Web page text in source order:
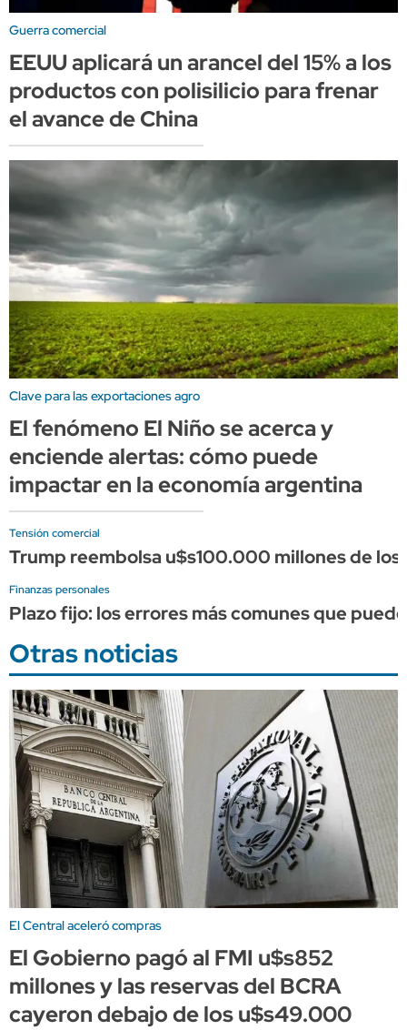
Guerra comercial
EEUU aplicará un arancel del 15% a los
productos con polisilicio para frenar
el avance de China
Clave para las exportaciones agro
El fenómeno El Niño se acerca y
enciende alertas: cómo puede
impactar en la economía argentina
Tensión comercial
Trump reembolsa u$s100.000 millones de los
Finanzas personales
Plazo fijo: los errores más comunes que
Otras noticias
El Central aceleró compras
El Gobierno pagó al FMI u$s852
millones y las reservas del BCRA
cayeron debajo de los u$s49.000